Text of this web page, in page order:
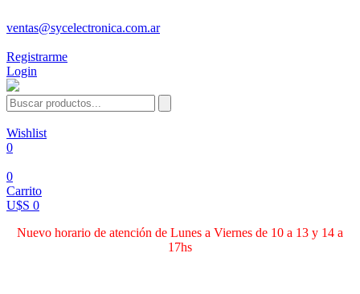
ventas@sycelectronica.com.ar
Registrarme
Login
Wishlist
0
0
Carrito
U$S 0
Nuevo horario de atención de Lunes a Viernes de 10 a 13 y 14 a
17hs